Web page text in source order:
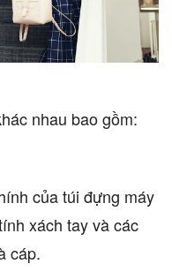
nhau bao gồm:
của túi đựng máy
xách tay và các
cáp.